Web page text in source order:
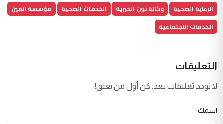
الرعاية الصحية
وكالة نون الخبرية الخدمات الصحية
مؤسسة العين
الخدمات الاجتماعية
التعليقات
لا توجد تعليقات بعد. كن أول من يعلق!
اسمك